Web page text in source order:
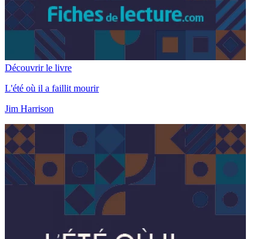
Découvrir le livre
L'été où il a faillit mourir
Jim Harrison